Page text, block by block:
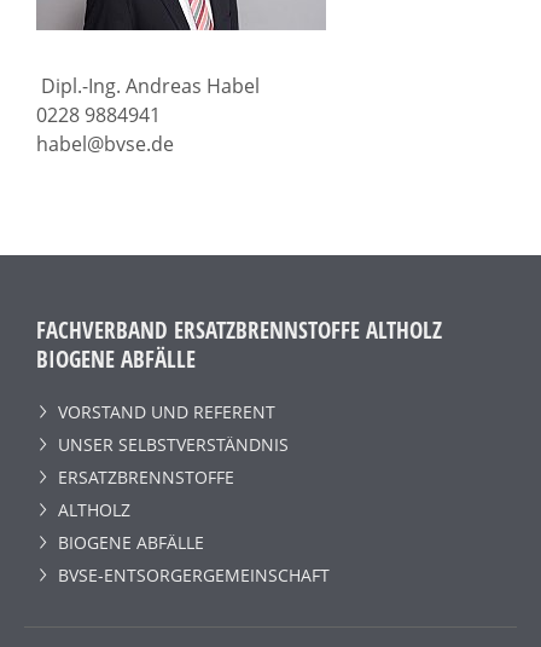
Dipl.-Ing. Andreas Habel
0228 9884941
habel@bvse.de
FACHVERBAND ERSATZBRENNSTOFFE ALTHOLZ
BIOGENE ABFÄLLE
VORSTAND UND REFERENT
UNSER SELBSTVERSTÄNDNIS
ERSATZBRENNSTOFFE
ALTHOLZ
BIOGENE ABFÄLLE
BVSE-ENTSORGERGEMEINSCHAFT